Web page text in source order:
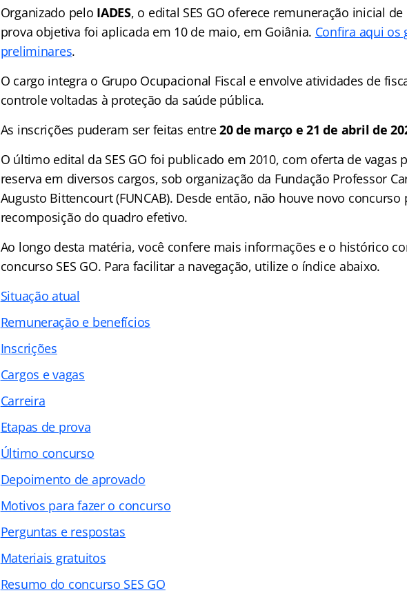
Organizado pelo IADES, o edital SES GO oferece remuneração inicial de
prova objetiva foi aplicada em 10 de maio, em Goiânia. Confira aqui os
preliminares.
O cargo integra o Grupo Ocupacional Fiscal e envolve atividades de
controle voltadas à proteção da saúde pública.
As inscrições puderam ser feitas entre20 de março e 21 de abril de
O último edital da SES GO foi publicado em 2010, com oferta de vagas
reserva em diversos cargos, sob organização da Fundação Professor
Augusto Bittencourt (FUNCAB). Desde então, não houve novo concurso
recomposição do quadro efetivo.
Ao longo desta matéria, você confere mais informações e o histórico
concurso SES GO. Para facilitar a navegação, utilize o índice abaixo.
Situação atual
Remuneração e benefícios
Inscrições
Cargos e vagas
Carreira
Etapas de prova
Último concurso
Depoimento de aprovado
Motivos para fazer o concurso
Perguntas e respostas
Materiais gratuitos
Resumo do concurso SES GO